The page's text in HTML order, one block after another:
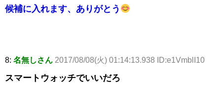
候補に入れます、ありがとう
8: 名無しさん 2017/08/08(火) 01:14:13.938 ID:e1VmblI10
スマートウォッチでいいだろ